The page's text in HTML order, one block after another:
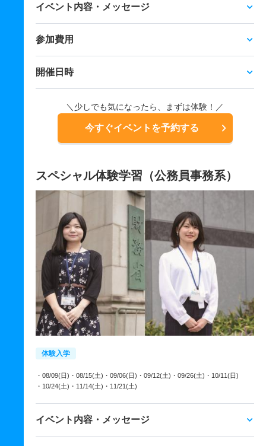
イベント内容・メッセージ
参加費用
開催日時
＼少しでも気になったら、まずは体験！／
今すぐイベントを予約する
スペシャル体験学習（公務員事務系）
体験入学
・08/09(日) ・08/15(土) ・09/06(日) ・09/12(土) ・09/26(土) ・10/11(日)
・10/24(土) ・11/14(土) ・11/21(土)
イベント内容・メッセージ